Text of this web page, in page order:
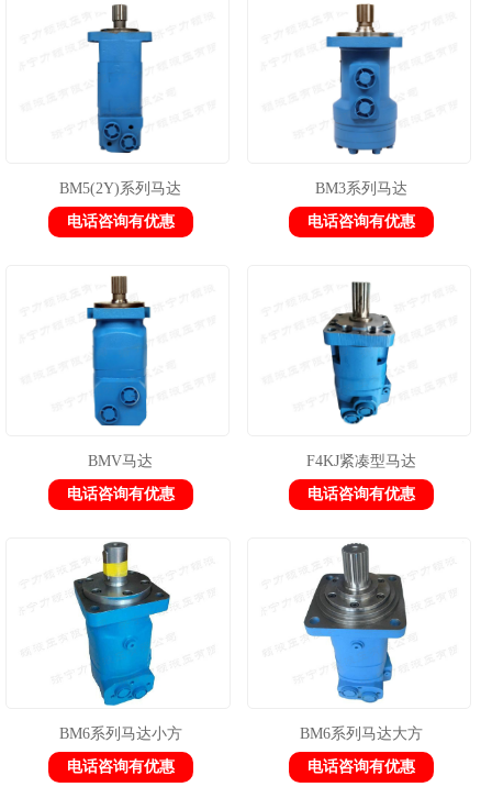
BM5(2Y)系列马达
电话咨询有优惠
BM3系列马达
电话咨询有优惠
BMV马达
电话咨询有优惠
F4KJ紧凑型马达
电话咨询有优惠
BM6系列马达小方
电话咨询有优惠
BM6系列马达大方
电话咨询有优惠